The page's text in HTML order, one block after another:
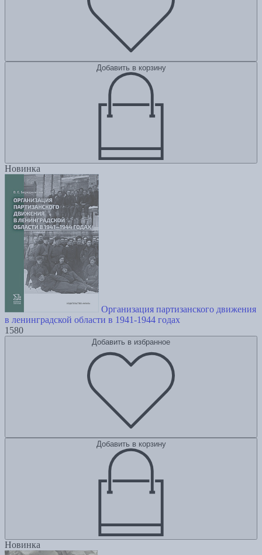
Добавить в корзину
Новинка
Организация партизанского движения
в ленинградской области в 1941-1944 годах
1580
Добавить в избранное
Добавить в корзину
Новинка